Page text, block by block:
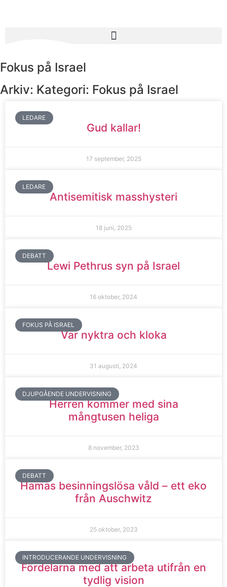
Fokus på Israel
Arkiv: Kategori: Fokus på Israel
LEDARE
Gud kallar!
17 september, 2025
LEDARE
Antisemitisk masshysteri
18 juni, 2025
DEBATT
Lewi Pethrus syn på Israel
16 oktober, 2024
FOKUS PÅ ISRAEL
Var nyktra och kloka
31 augusti, 2024
DJUPGÅENDE UNDERVISNING
Herren kommer med sina
mångtusen heliga
8 november, 2023
DEBATT
Hamas besinningslösa våld – ett eko
från Auschwitz
25 oktober, 2023
INTRODUCERANDE UNDERVISNING
Fördelarna med att arbeta utifrån en
tydlig vision